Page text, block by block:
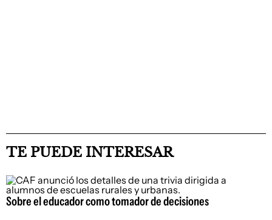
TE PUEDE INTERESAR
Sobre el educador como tomador de decisiones